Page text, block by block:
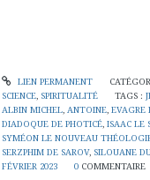
LIEN PERMANENT
SCIENCE, SPIRITUALITÉ TAGS :
ALBIN MICHEL, ANTOINE, EVAGRE
DIADOQUE DE PHOTICÉ, ISAAC LE
SYMÉON LE NOUVEAU
SERZPHIM DE SAROV, SILOUANE
FÉVRIER 2023
0 COMMENTAIRE